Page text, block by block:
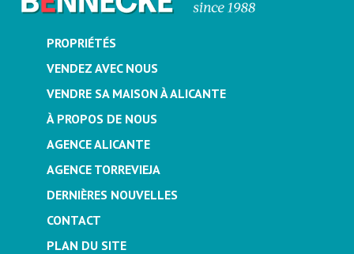
PROPRIÉTÉS
VENDEZ AVEC NOUS
VENDRE SA MAISON À ALICANTE
À PROPOS DE NOUS
AGENCE ALICANTE
AGENCE TORREVIEJA
DERNIÈRES NOUVELLES
CONTACT
PLAN DU SITE